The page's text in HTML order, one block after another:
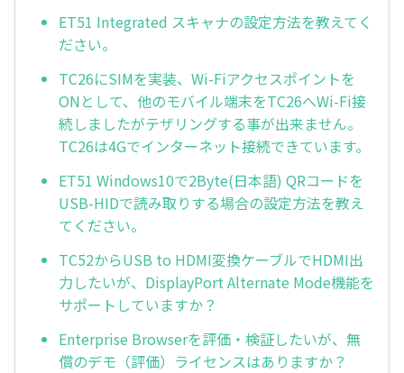
ET51 Integrated スキャナの設定方法を教えてく
ださい。
TC26にSIMを実装、Wi-Fiアクセスポイントを
ONとして、他のモバイル端末をTC26へWi-Fi接
続しましたがテザリングする事が出来ません。
TC26は4Gでインターネット接続できています。
ET51 Windows10で2Byte(日本語) QRコードを
USB-HIDで読み取りする場合の設定方法を教え
てください。
TC52からUSB to HDMI変換ケーブルでHDMI出
力したいが、DisplayPort Alternate Mode機能を
サポートしていますか？
Enterprise Browserを評価・検証したいが、無
償のデモ（評価）ライセンスはありますか？